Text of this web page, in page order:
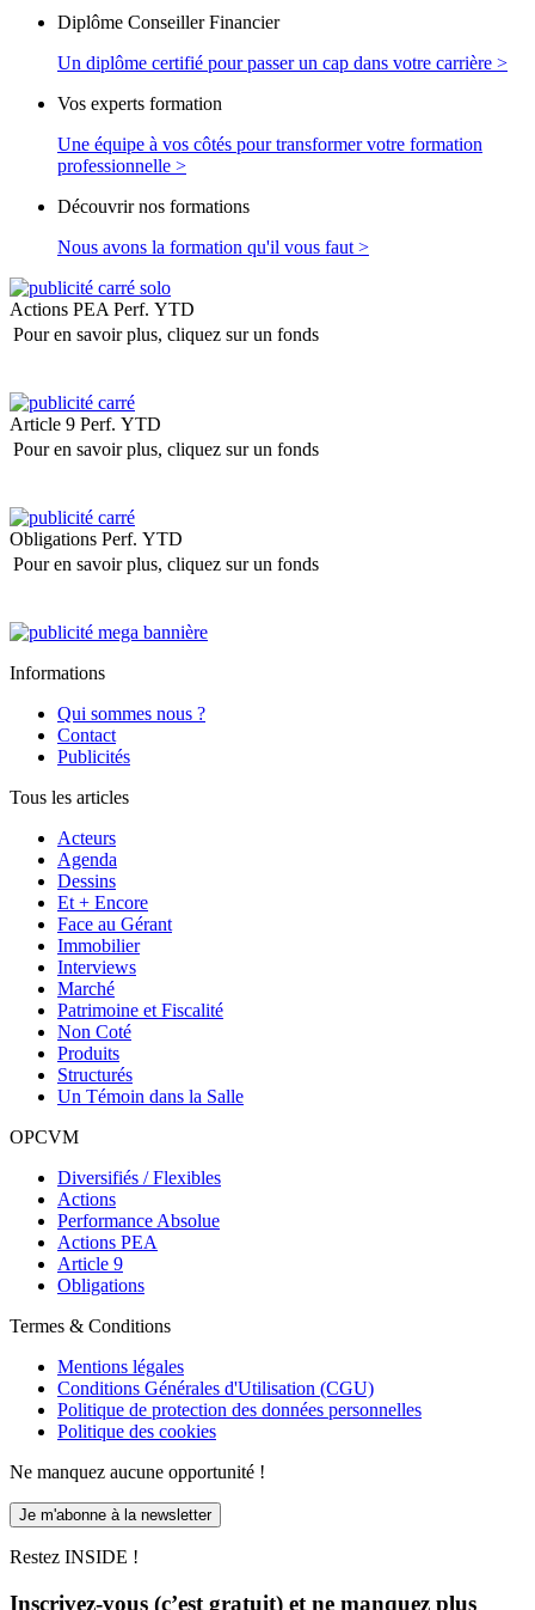
Diplôme Conseiller Financier
Un diplôme certifié pour passer un cap dans votre carrière >
Vos experts formation
Une équipe à vos côtés pour transformer votre formation
professionnelle >
Découvrir nos formations
Nous avons la formation qu'il vous faut >
Actions PEA Perf. YTD
Pour en savoir plus, cliquez sur un fonds
Article 9 Perf. YTD
Pour en savoir plus, cliquez sur un fonds
Obligations Perf. YTD
Pour en savoir plus, cliquez sur un fonds
Informations
Qui sommes nous ?
Contact
Publicités
Tous les articles
Acteurs
Agenda
Dessins
Et + Encore
Face au Gérant
Immobilier
Interviews
Marché
Patrimoine et Fiscalité
Non Coté
Produits
Structurés
Un Témoin dans la Salle
OPCVM
Diversifiés / Flexibles
Actions
Performance Absolue
Actions PEA
Article 9
Obligations
Termes & Conditions
Mentions légales
Conditions Générales d'Utilisation (CGU)
Politique de protection des données personnelles
Politique des cookies
Ne manquez aucune opportunité !
Je m'abonne à la newsletter
Restez INSIDE !
Inscrivez-vous (c’est gratuit) et ne manquez plus